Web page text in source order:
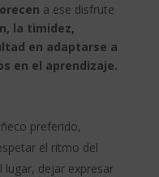
a ese disfrute
la timidez,
en adaptarse a
en el aprendizaje.
preferido,
el ritmo del
dejar expresar